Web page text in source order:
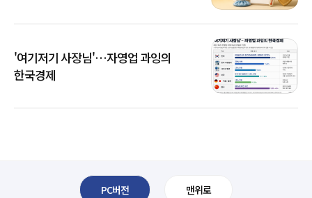
'여기저기 사장님'…자영업 과잉의
한국경제
PC버전 맨위로